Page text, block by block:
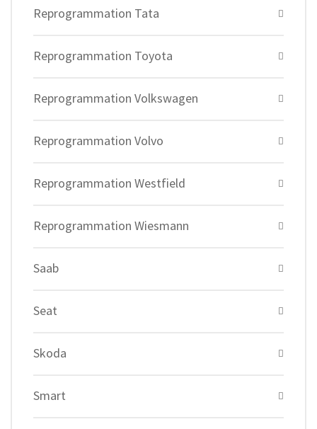
Reprogrammation Tata
Reprogrammation Toyota
Reprogrammation Volkswagen
Reprogrammation Volvo
Reprogrammation Westfield
Reprogrammation Wiesmann
Saab
Seat
Skoda
Smart